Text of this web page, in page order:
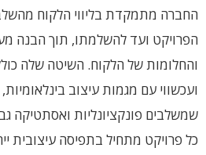
החברה מתמקדת בליווי הלקוח
הפרויקט ועד להשלמתו, תוך הבנה
והחלומות של הלקוח. השיטה שלה
ועכשווי עם מגמות עיצוב
שמשלבים פונקציונליות ואסתטיקה
כל פרויקט מתחיל בתפיסה עיצובית